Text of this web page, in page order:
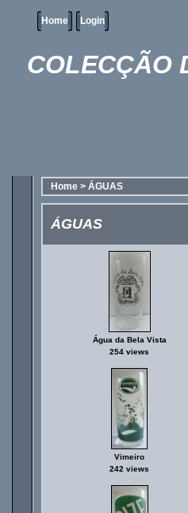
Home Login
COLECÇÃO
Home > ÁGUAS
ÁGUAS
Água da Bela Vista
254 views
Vimeiro
242 views